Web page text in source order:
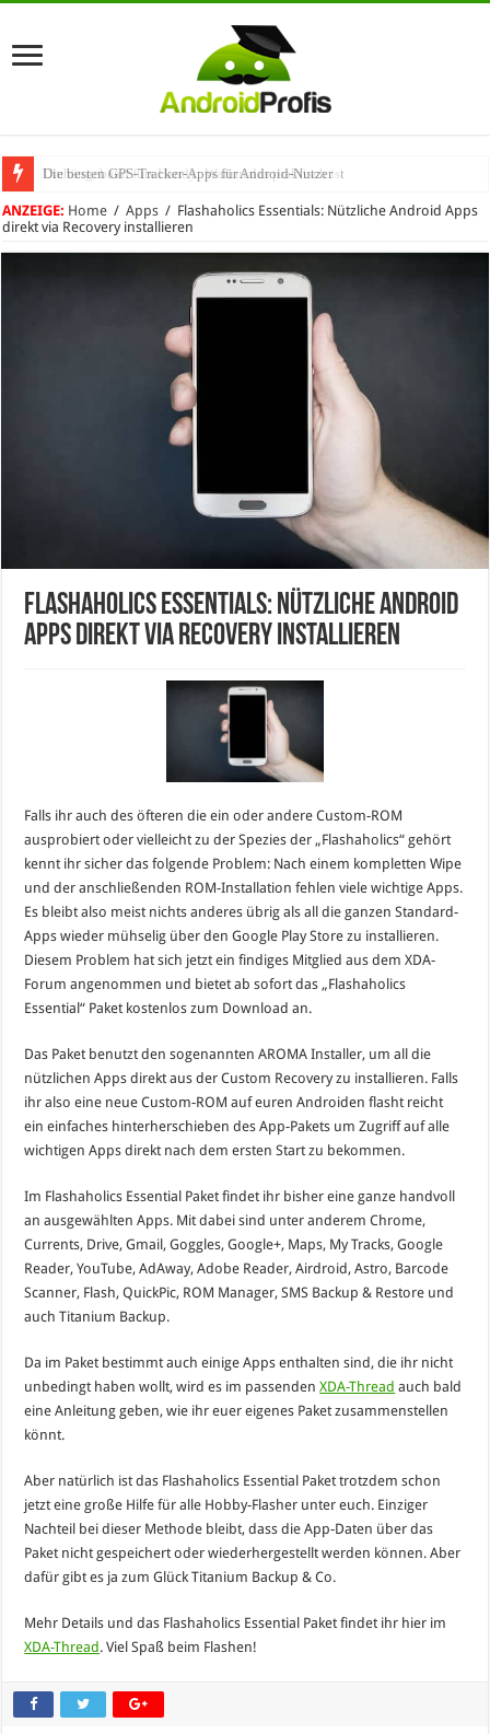
Die besten GPS-Tracker-Apps für Android-Nutzer
Umhängeband fürs Handy: Warum das praktisch ist
ANZEIGE: Home / Apps / Flashaholics Essentials: Nützliche Android Apps
direkt via Recovery installieren
Flashaholics Essentials: Nützliche Android
Apps direkt via Recovery installieren
Falls ihr auch des öfteren die ein oder andere Custom-ROM
ausprobiert oder vielleicht zu der Spezies der „Flashaholics“ gehört
kennt ihr sicher das folgende Problem: Nach einem kompletten Wipe
und der anschließenden ROM-Installation fehlen viele wichtige Apps.
Es bleibt also meist nichts anderes übrig als all die ganzen Standard-
Apps wieder mühselig über den Google Play Store zu installieren.
Diesem Problem hat sich jetzt ein findiges Mitglied aus dem XDA-
Forum angenommen und bietet ab sofort das „Flashaholics
Essential“ Paket kostenlos zum Download an.
Das Paket benutzt den sogenannten AROMA Installer, um all die
nützlichen Apps direkt aus der Custom Recovery zu installieren. Falls
ihr also eine neue Custom-ROM auf euren Androiden flasht reicht
ein einfaches hinterherschieben des App-Pakets um Zugriff auf alle
wichtigen Apps direkt nach dem ersten Start zu bekommen.
Im Flashaholics Essential Paket findet ihr bisher eine ganze handvoll
an ausgewählten Apps. Mit dabei sind unter anderem Chrome,
Currents, Drive, Gmail, Goggles, Google+, Maps, My Tracks, Google
Reader, YouTube, AdAway, Adobe Reader, Airdroid, Astro, Barcode
Scanner, Flash, QuickPic, ROM Manager, SMS Backup & Restore und
auch Titanium Backup.
Da im Paket bestimmt auch einige Apps enthalten sind, die ihr nicht
unbedingt haben wollt, wird es im passendenXDA-Thread auch bald
eine Anleitung geben, wie ihr euer eigenes Paket zusammenstellen
könnt.
Aber natürlich ist das Flashaholics Essential Paket trotzdem schon
jetzt eine große Hilfe für alle Hobby-Flasher unter euch. Einziger
Nachteil bei dieser Methode bleibt, dass die App-Daten über das
Paket nicht gespeichert oder wiederhergestellt werden können. Aber
dafür gibt es ja zum Glück Titanium Backup & Co.
Mehr Details und das Flashaholics Essential Paket findet ihr hier im
XDA-Thread . Viel Spaß beim Flashen!